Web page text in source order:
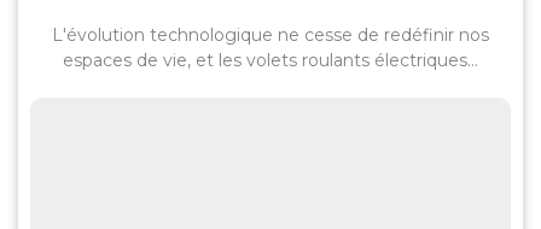
L'évolution technologique ne cesse de redéfinir nos
espaces de vie, et les volets roulants électriques...